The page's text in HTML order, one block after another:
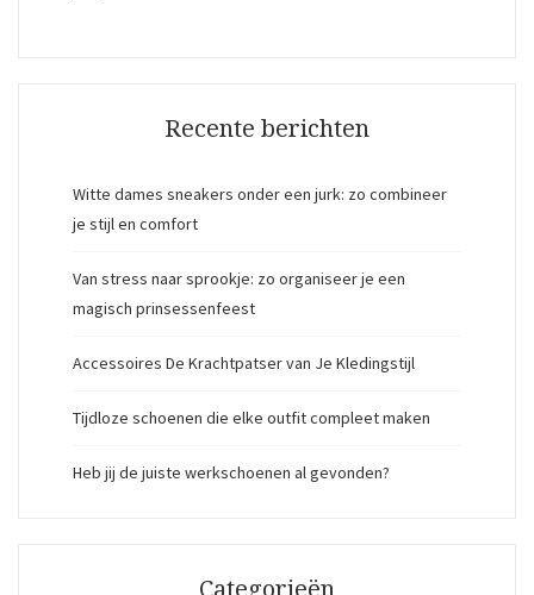
Recente berichten
Witte dames sneakers onder een jurk: zo combineer
je stijl en comfort
Van stress naar sprookje: zo organiseer je een
magisch prinsessenfeest
Accessoires De Krachtpatser van Je Kledingstijl
Tijdloze schoenen die elke outfit compleet maken
Heb jij de juiste werkschoenen al gevonden?